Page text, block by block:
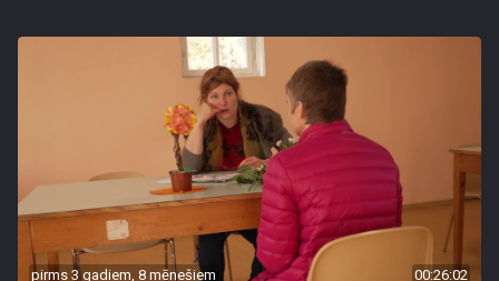
pirms 3 gadiem, 8 mēnešiem 00:26:02